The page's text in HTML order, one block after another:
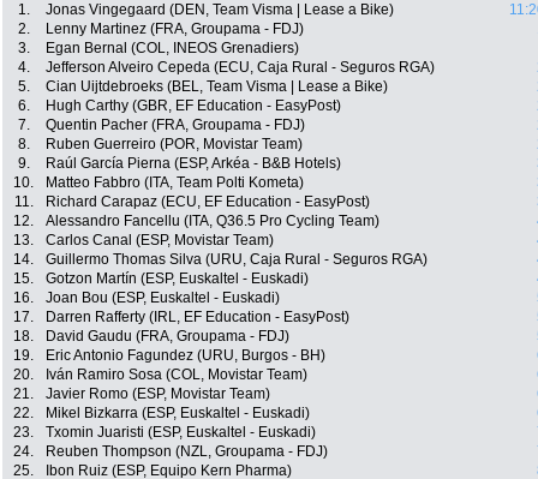
1. Jonas Vingegaard (DEN, Team Visma | Lease a Bike)
2.
Lenny Martinez (FRA, Groupama - FDJ)
3.
Egan Bernal (COL, INEOS Grenadiers)
4.
Jefferson Alveiro Cepeda (ECU, Caja Rural - Seguros RGA)
5.
Cian Uijtdebroeks (BEL, Team Visma | Lease a Bike)
6.
Hugh Carthy (GBR, EF Education - EasyPost)
7.
Quentin Pacher (FRA, Groupama - FDJ)
8.
Ruben Guerreiro (POR, Movistar Team)
9.
Raúl García Pierna (ESP, Arkéa - B&B Hotels)
10.
Matteo Fabbro (ITA, Team Polti Kometa)
11.
Richard Carapaz (ECU, EF Education - EasyPost)
12.
Alessandro Fancellu (ITA, Q36.5 Pro Cycling Team)
13.
Carlos Canal (ESP, Movistar Team)
14.
Guillermo Thomas Silva (URU, Caja Rural - Seguros RGA)
15.
Gotzon Martín (ESP, Euskaltel - Euskadi)
16.
Joan Bou (ESP, Euskaltel - Euskadi)
17.
Darren Rafferty (IRL, EF Education - EasyPost)
18.
David Gaudu (FRA, Groupama - FDJ)
19.
Eric Antonio Fagundez (URU, Burgos - BH)
20.
Iván Ramiro Sosa (COL, Movistar Team)
21.
Javier Romo (ESP, Movistar Team)
22.
Mikel Bizkarra (ESP, Euskaltel - Euskadi)
23.
Txomin Juaristi (ESP, Euskaltel - Euskadi)
24.
Reuben Thompson (NZL, Groupama - FDJ)
25.
Ibon Ruiz (ESP, Equipo Kern Pharma)